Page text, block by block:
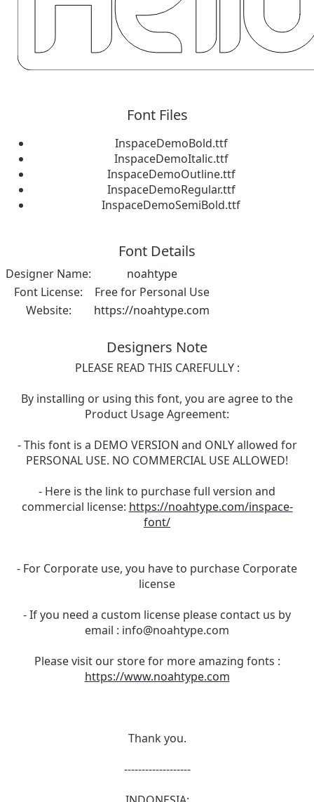
Font Files
InspaceDemoBold.ttf
InspaceDemoItalic.ttf
InspaceDemoOutline.ttf
InspaceDemoRegular.ttf
InspaceDemoSemiBold.ttf
Font Details
Designer Name:
noahtype
Font License:
Free for Personal Use
Website:
https://noahtype.com
Designers Note
PLEASE READ THIS CAREFULLY :
By installing or using this font, you are agree to the
Product Usage Agreement:
- This font is a DEMO VERSION and ONLY allowed for
PERSONAL USE. NO COMMERCIAL USE ALLOWED!
- Here is the link to purchase full version and
commercial license: https://noahtype.com/inspace-
font/
- For Corporate use, you have to purchase Corporate
license
- If you need a custom license please contact us by
email : info@noahtype.com
Please visit our store for more amazing fonts :
https://www.noahtype.com
Thank you.
-------------------